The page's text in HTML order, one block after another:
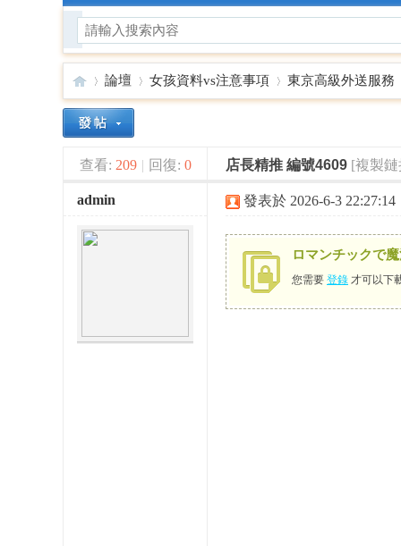
🥇
日
»
論壇
›
女孩資料vs注意事項
›
東京高級外送服務
›
查看: 209 | 回復: 0 店長精推 編號4609 [複製
admin 發表於 2026-6-3 22:27:14
ロマンチックで
您需要 登錄 才可以下